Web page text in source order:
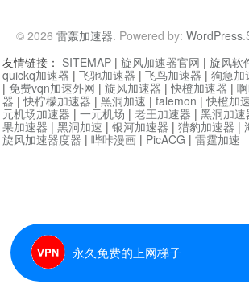
© 2026 雷轰加速器. Powered by: WordPress.
永久免费的上网梯子
友情链接： SITEMAP | 旋风加速器官网 | 旋风软
quickq加速器 | 飞驰加速器 | 飞鸟加速器 | 狗急加
| 免费vqn加速外网 | 旋风加速器 |快橙加速器 |
器 |快柠檬加速器 | 黑洞加速 | falemon |快橙加
元机场加速器 | 一元机场 | 老王加速器 | 黑洞加速
果加速器 | 黑洞加速 | 银河加速器 | 猎豹加速器 |
旋风加速器度器 | 哔咔漫画 | PicACG | 雷霆加速